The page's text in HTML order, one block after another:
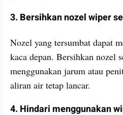
3. Bersihkan nozel wiper
Nozel yang tersumbat dapat
kaca depan. Bersihkan nozel
menggunakan jarum atau
aliran air tetap lancar.
4. Hindari menggunakan